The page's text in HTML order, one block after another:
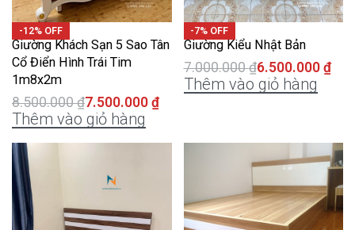
-12% OFF
Giường Khách Sạn 5 Sao Tân
Cổ Điển Hình Trái Tim
1m8x2m
8.500.000₫7.500.000 ₫
Thêm vào giỏ hàng
-7% OFF
Giường Kiểu Nhật Bản
7.000.000₫6.500.000 ₫
Thêm vào giỏ hàng